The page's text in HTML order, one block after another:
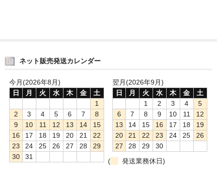
ネット販売発送カレンダー
今月(2026年8月)
日
月 火 水 木 金
土
1
2
3 4 5 6 7
8
9
10 11 12 13 14
15
16
17 18 19 20 21
22
23
24 25 26 27 28
29
30
31
翌月(2026年9月)
日
月 火 水 木 金
土
1
2 3 4
5
6
7 8 9 10 11
12
13
14 15 16 17 18
19
20
21 22 23 24 25
26
27
28 29
30
(
発送業務休日)